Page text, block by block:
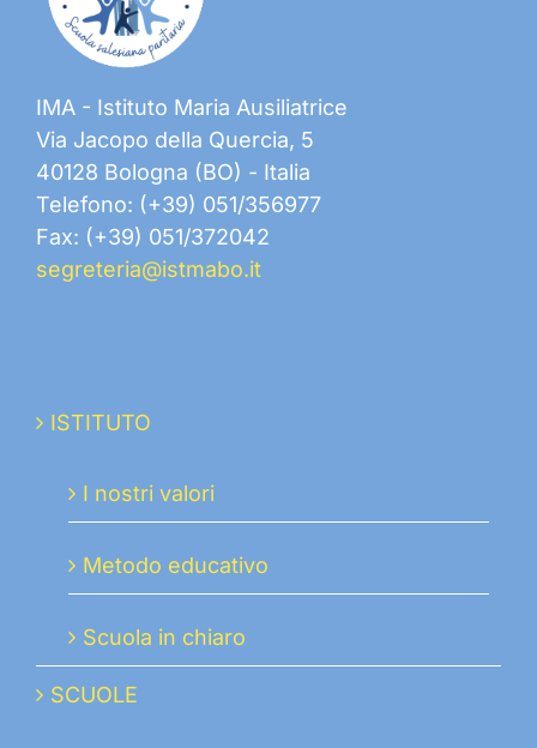
IMA - Istituto Maria Ausiliatrice
Via Jacopo della Quercia, 5
40128 Bologna (BO) - Italia
Telefono: (+39) 051/356977
Fax: (+39) 051/372042
segreteria@istmabo.it
ISTITUTO
I nostri valori
Metodo educativo
Scuola in chiaro
SCUOLE